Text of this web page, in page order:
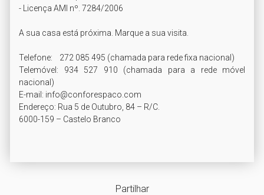
Partilhar
- Licença AMI nº. 7284/2006
A sua casa está próxima. Marque a sua visita.
Telefone:    272 085 495 (chamada para rede fixa nacional)
Telemóvel: 934 527 910 (chamada para a rede móvel
nacional)
E-mail: info@conforespaco.com
Endereço: Rua 5 de Outubro, 84 – R/C.
6000-159 – Castelo Branco